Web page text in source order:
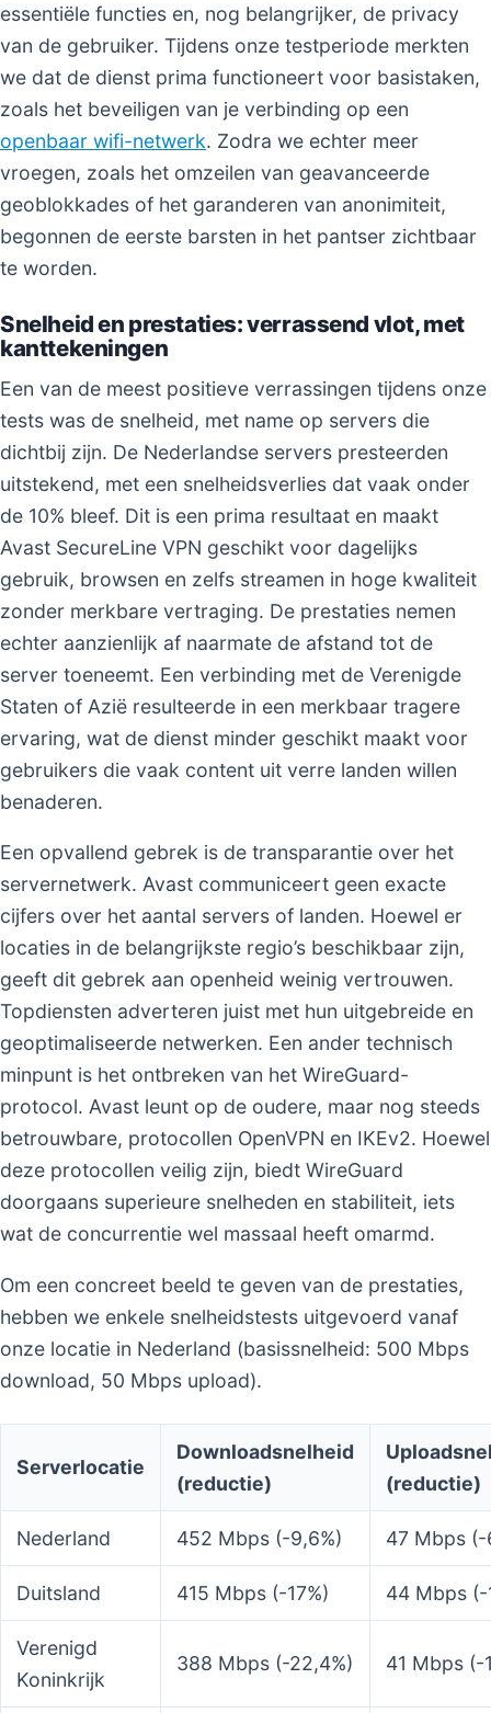
essentiële functies en, nog belangrijker, de privacy
van de gebruiker. Tijdens onze testperiode merkten
we dat de dienst prima functioneert voor basistaken,
zoals het beveiligen van je verbinding op een
openbaar wifi-netwerk. Zodra we echter meer
vroegen, zoals het omzeilen van geavanceerde
geoblokkades of het garanderen van anonimiteit,
begonnen de eerste barsten in het pantser zichtbaar
te worden.
Snelheid en prestaties: verrassend vlot, met
kanttekeningen
Een van de meest positieve verrassingen tijdens onze
tests was de snelheid, met name op servers die
dichtbij zijn. De Nederlandse servers presteerden
uitstekend, met een snelheidsverlies dat vaak onder
de 10% bleef. Dit is een prima resultaat en maakt
Avast SecureLine VPN geschikt voor dagelijks
gebruik, browsen en zelfs streamen in hoge kwaliteit
zonder merkbare vertraging. De prestaties nemen
echter aanzienlijk af naarmate de afstand tot de
server toeneemt. Een verbinding met de Verenigde
Staten of Azië resulteerde in een merkbaar tragere
ervaring, wat de dienst minder geschikt maakt voor
gebruikers die vaak content uit verre landen willen
benaderen.
Een opvallend gebrek is de transparantie over het
servernetwerk. Avast communiceert geen exacte
cijfers over het aantal servers of landen. Hoewel er
locaties in de belangrijkste regio’s beschikbaar zijn,
geeft dit gebrek aan openheid weinig vertrouwen.
Topdiensten adverteren juist met hun uitgebreide en
geoptimaliseerde netwerken. Een ander technisch
minpunt is het ontbreken van het WireGuard-
protocol. Avast leunt op de oudere, maar nog steeds
betrouwbare, protocollen OpenVPN en IKEv2. Hoewel
deze protocollen veilig zijn, biedt WireGuard
doorgaans superieure snelheden en stabiliteit, iets
wat de concurrentie wel massaal heeft omarmd.
Om een concreet beeld te geven van de prestaties,
hebben we enkele snelheidstests uitgevoerd vanaf
onze locatie in Nederland (basissnelheid: 500 Mbps
download, 50 Mbps upload).
Serverlocatie
Downloadsnelheid
(reductie)
(reductie)
Nederland 452 Mbps (-9,6%) 47 Mbps (-
Duitsland 415 Mbps (-17%) 44 Mbps (-
Verenigd
Koninkrijk
388 Mbps (-22,4%) 41 Mbps (-